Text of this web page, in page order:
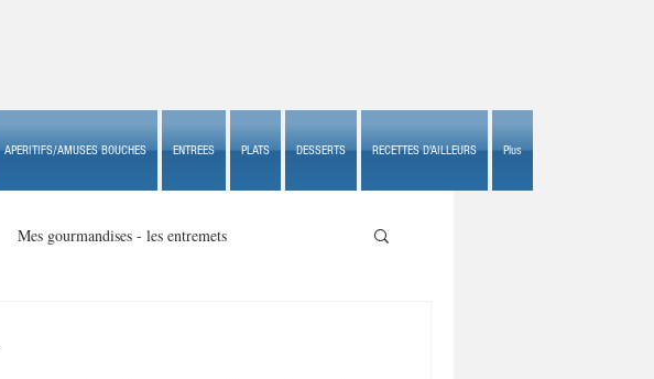
APERITIFS/AMUSES BOUCHES ENTREES PLATS DESSERTS RECETTES D'AILLEURS Plus
Mes gourmandises - les entremets